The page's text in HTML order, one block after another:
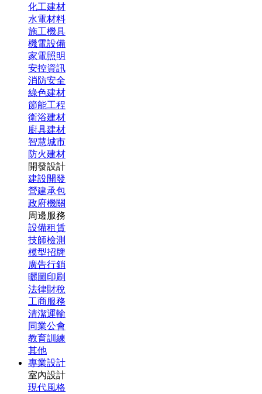
化工建材
水電材料
施工機具
機電設備
家電照明
安控資訊
消防安全
綠色建材
節能工程
衛浴建材
廚具建材
智慧城市
防火建材
開發設計
建設開發
營建承包
政府機關
周邊服務
設備租賃
技師檢測
模型招牌
廣告行銷
曬圖印刷
法律財稅
工商服務
清潔運輸
同業公會
教育訓練
其他
專業設計
室內設計
現代風格